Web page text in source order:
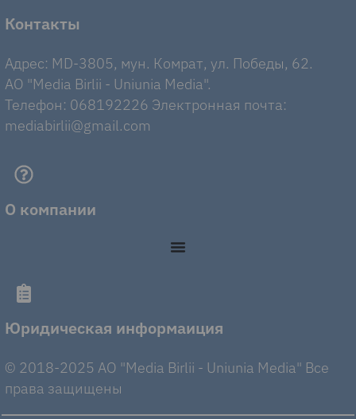
Контакты
Адрес: MD-3805, мун. Комрат, ул. Победы, 62.
AO "Media Birlii - Uniunia Media".
Телефон: 068192226 Электронная почта:
mediabirlii@gmail.com
О компании
Юридическая информаиция
© 2018-2025 AO "Media Birlii - Uniunia Media" Все
права защищены